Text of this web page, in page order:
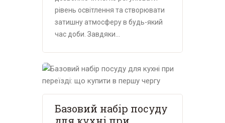
рівень освітлення та створювати
затишну атмосферу в будь-який
час доби. Завдяки…
Базовий набір посуду